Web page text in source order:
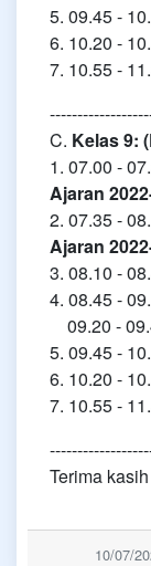
5. 09.45 -
6. 10.20 -
7. 10.55 -
C. Kelas 9:
1. 07.00 -
Ajaran
2. 07.35 -
Ajaran
3. 08.10 -
4. 08.45 -
09.20 -
5. 09.45 -
6. 10.20 -
7. 10.55 -
Terima kasih
10/07/